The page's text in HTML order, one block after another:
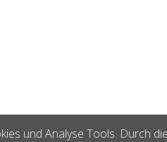
und Analyse Tools. Durch